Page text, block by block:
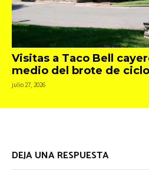
Visitas a Taco Bell
medio del brote de
julio 27, 2026
DEJA UNA RESPUESTA